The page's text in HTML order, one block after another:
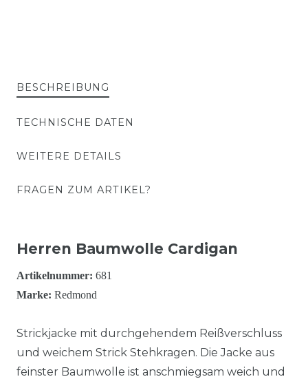
BESCHREIBUNG
TECHNISCHE DATEN
WEITERE DETAILS
FRAGEN ZUM ARTIKEL?
Herren Baumwolle Cardigan
Artikelnummer: 681
Marke: Redmond
Strickjacke mit durchgehendem Reißverschluss
und weichem Strick Stehkragen. Die Jacke aus
feinster Baumwolle ist anschmiegsam weich und